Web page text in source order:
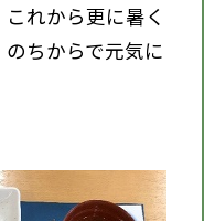
れから更に暑く
ちからで元気に